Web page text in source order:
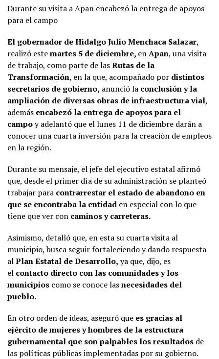
Durante su visita a Apan encabezó la entrega de apoyos
para el campo
El gobernador de Hidalgo Julio Menchaca Salazar,
realizó estemartes 5 de diciembre, enApan, una visita
de trabajo, como parte de lasRutas de la
Transformación, en la que, acompañado por distintos
secretarios de gobierno, anunció la conclusión y la
ampliación de diversas obras de infraestructura vial,
además encabezó la entrega de apoyos para el
campoy adelantó que el lunes 11 de diciembre darán a
conocer una cuarta inversión para la creación de empleos
en la región.
Durante su mensaje, el jefe del ejecutivo estatal afirmó
que, desde el primer día de su administración se planteó
trabajar para contrarrestar el estado de abandono en
que se encontraba la entidad en especial con lo que
tiene que ver con caminos y carreteras.
Asimismo, detalló que, en esta su cuarta visita al
municipio, busca seguir fortaleciendo y dando respuesta
alPlan Estatal de Desarrollo, ya que, dijo, es
el contacto directo con las comunidades y los
municipios como se conoce lasnecesidades del
pueblo.
En otro orden de ideas, aseguró que es gracias al
ejército de mujeres y hombres de la estructura
gubernamental que son palpables los resultados de
las políticas públicas implementadas por su gobierno.